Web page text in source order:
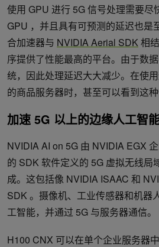
使用 GPU 进行 5G 信号处理需要尽
GPU ，并且具有可预测的延迟也是
合加速器与 NVIDIA Aerial SDK相
序提供了性能最高的平台。由于数
统，因此处理延迟大大减少。在使
的商品服务器时，甚至可以看到这种
加速 5G 以上的边缘人工智
NVIDIA AI on 5G 由 NVIDIA EGX
的 SDK 软件定义的 5G 虚拟无线局
成。这包括像 NVIDIA ISAAC 和
SDK 。摄像机、工业传感器和机器
工智能，并通过 5G 与服务器通信。
H100 CNX 可以在单个企业服务器